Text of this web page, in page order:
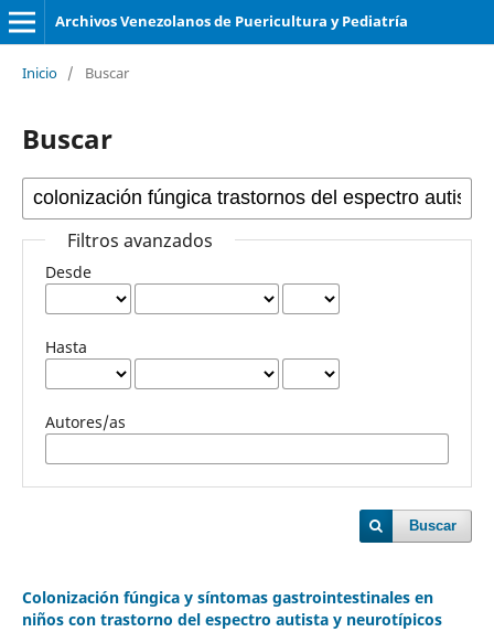
Archivos Venezolanos de Puericultura y Pediatría
Inicio / Buscar
Buscar
Filtros avanzados
Desde
Hasta
Autores/as
Buscar
Colonización fúngica y síntomas gastrointestinales en
niños con trastorno del espectro autista y neurotípicos